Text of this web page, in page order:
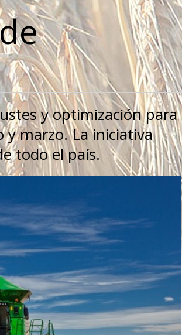
y optimización para
y marzo. La iniciativa
todo el país.